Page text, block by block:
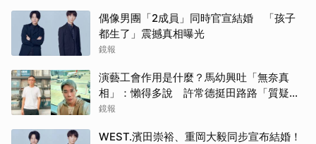
偶像男團「2成員」同時官宣結婚 「孩子
都生了」震撼真相曝光
鏡報
演藝工會作用是什麼？馬幼興吐「無奈真
相」：懶得多說 許常德挺田路路「質疑曹
雨婷神隱」
鏡報
WEST.濱田崇裕、重岡大毅同步宣布結婚！